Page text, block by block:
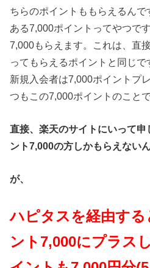
ちらのポイントももらえるん
ある7,000ポイントってやつで
7,000もらえます。これは、直
ってもらえるポイントと同じ
新規入会者は7,000ポイントプ
つもこの7,000ポイントのことで
直接、楽天のサイトにいって
ント7,000の方しかもらえないん
が、
ハピタスを経由する
ント7,000にプラス